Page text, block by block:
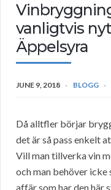
vanligtvis
Äppelsyra
JUNE 9, 2018 BLOGG
Då alltfler börjar
det är så pass enkelt
Vill man tillverka vin
och man behöver icke
affär som har den här